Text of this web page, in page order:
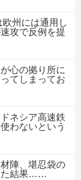
欧州には通用し
攻で反例を提
心の拠り所に
てしまってお
ネシア高速鉄
わないという
陣、堪忍袋の
た結果……